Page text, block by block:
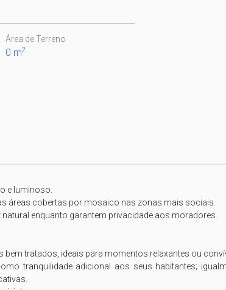
Área de Terreno
0 m2
e luminoso.
áreas cobertas por mosaico nas zonas mais sociais.
enquanto garantem privacidade aos moradores.
tratados, ideais para momentos relaxantes ou
tranquilidade adicional aos seus habitantes;